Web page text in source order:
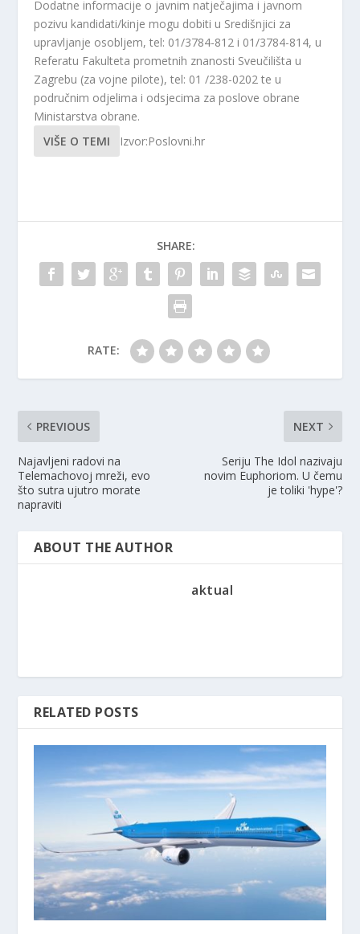
Dodatne informacije o javnim natječajima i javnom
pozivu kandidati/kinje mogu dobiti u Središnjici za
upravljanje osobljem, tel: 01/3784-812 i 01/3784-814, u
Referatu Fakulteta prometnih znanosti Sveučilišta u
Zagrebu (za vojne pilote), tel: 01 /238-0202 te u
područnim odjelima i odsjecima za poslove obrane
Ministarstva obrane.
VIŠE O TEMI
Izvor:Poslovni.hr
SHARE:
RATE:
PREVIOUS
Najavljeni radovi na
Telemachovoj mreži, evo
što sutra ujutro morate
napraviti
NEXT
Seriju The Idol nazivaju
novim Euphoriom. U čemu
je toliki 'hype'?
ABOUT THE AUTHOR
aktual
RELATED POSTS